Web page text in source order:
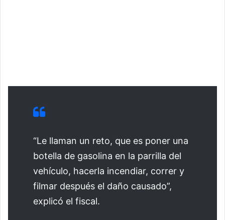
“Le llaman un reto, que es poner una
botella de gasolina en la parrilla del
vehículo, hacerla incendiar, correr y
filmar después el daño causado”,
explicó el fiscal.